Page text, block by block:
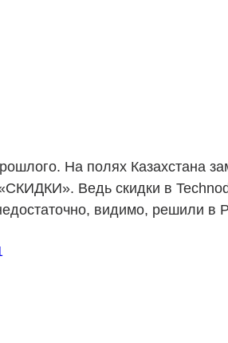
На полях Казахстана
Ведь скидки в
видимо, решили в